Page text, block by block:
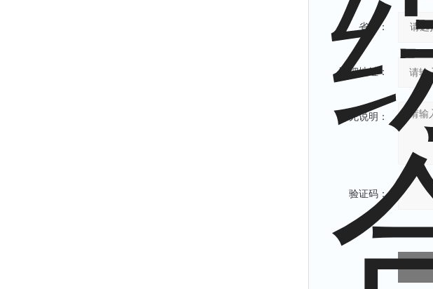
省份：
详细地址：
补充说明：
验证码：